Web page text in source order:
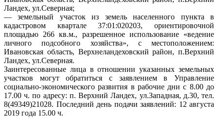
Ландех, ул.Северная;
— земельный участок из земель населенного пункта в
кадастровом квартале 37:01:020203, ориентировочной
площадью 266 кв.м., разрешенное использование «ведение
личного подсобного хозяйства», с местоположением:
Ивановская область, Верхнеландеховский район, п.Верхний
Ландех, ул.Северная.
Заинтересованные лица в отношении указанных земельных
участков могут обратиться с заявлением в Управление
социально-экономического развития в рабочие дни с 8.00 до
17.00 ч. по адресу: п. Верхний Ландех, ул.Западная, д.30, тел.
8(49349)21028. Последний день подачи заявлений: 12 августа
2019 года 15.00 ч.